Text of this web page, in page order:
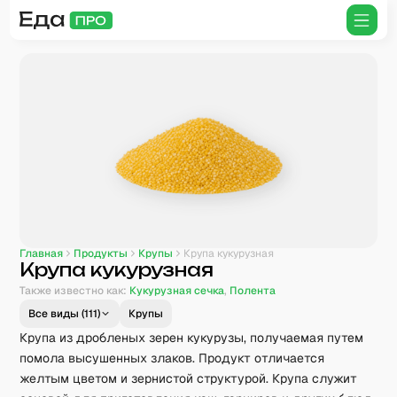
Главная Продукты Крупы Крупа кукурузная
Крупа кукурузная
Также известно как: Кукурузная сечка, Полента
Все виды (111) Крупы
Крупа из дробленых зерен кукурузы, получаемая путем
помола высушенных злаков. Продукт отличается
желтым цветом и зернистой структурой. Крупа служит